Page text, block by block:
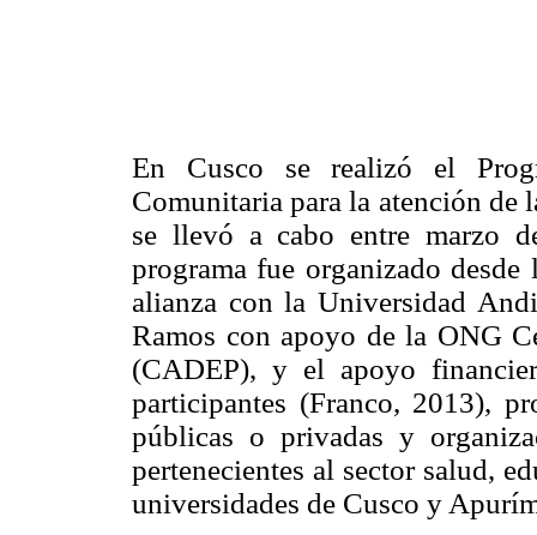
En Cusco se realizó el
Comunitaria para la atención de
se llevó a cabo entre marzo
programa fue organizado
alianza con la Universidad
Ramos con apoyo de la ONG
(CADEP), y el apoyo
participantes (Franco, 2013),
públicas o privadas y
pertenecientes al sector salud,
universidades de Cusco y